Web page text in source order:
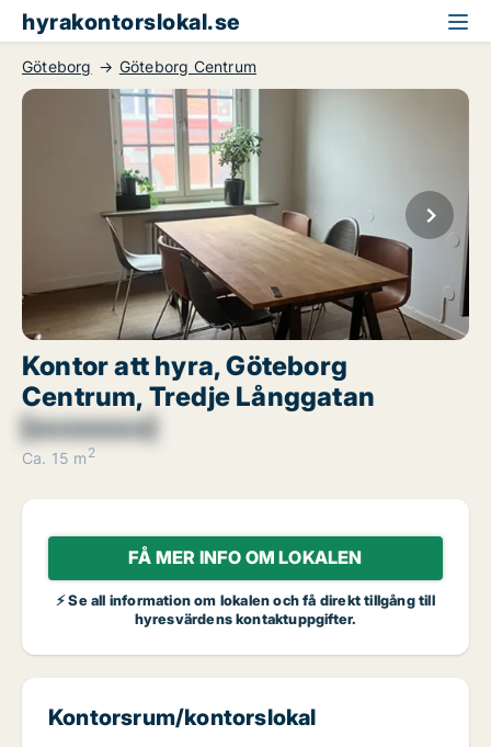
hyrakontorslokal.se
Göteborg Göteborg Centrum
Kontor att hyra, Göteborg
Centrum, Tredje Långgatan
[xxxxxxxx]
Ca. 15 m 2
FÅ MER INFO OM LOKALEN
⚡ Se all information om lokalen och få direkt tillgång till
hyresvärdens kontaktuppgifter.
Kontorsrum/kontorslokal